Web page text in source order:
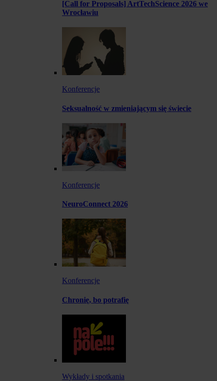
[Call for Proposals] ArtTechScience 2026 we
Wrocławiu
Konferencje
Seksualność w zmieniającym się świecie
Konferencje
NeuroConnect 2026
Konferencje
Chronię, bo potrafię
Wykłady i spotkania